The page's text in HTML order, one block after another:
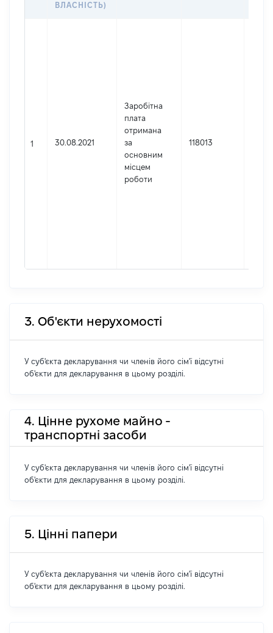
ВЛАСНІСТЬ)
1 30.08.2021
Заробітна
плата
отримана
за
основним
місцем
роботи
118013
3. Об'єкти нерухомості
У суб'єкта декларування чи членів його сім'ї відсутні
об'єкти для декларування в цьому розділі.
4. Цінне рухоме майно -
транспортні засоби
У суб'єкта декларування чи членів його сім'ї відсутні
об'єкти для декларування в цьому розділі.
5. Цінні папери
У суб'єкта декларування чи членів його сім'ї відсутні
об'єкти для декларування в цьому розділі.